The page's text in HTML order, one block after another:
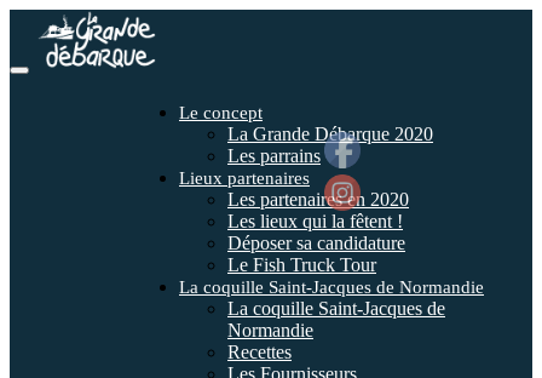
Toggle
Le concept
La Grande Débarque 2020
Les parrains
Lieux partenaires
Les partenaires en 2020
Les lieux qui la fêtent !
Déposer sa candidature
Le Fish Truck Tour
La coquille Saint-Jacques de Normandie
La coquille Saint-Jacques de
Normandie
Recettes
Les Fournisseurs